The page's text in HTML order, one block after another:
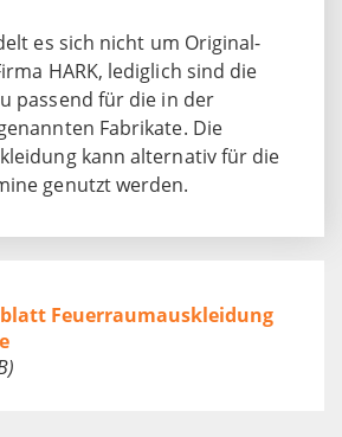
es sich nicht um Original-
HARK, lediglich sind die
passend für die in der
Fabrikate. Die
kann alternativ für die
genutzt werden.
Feuerraumauskleidung